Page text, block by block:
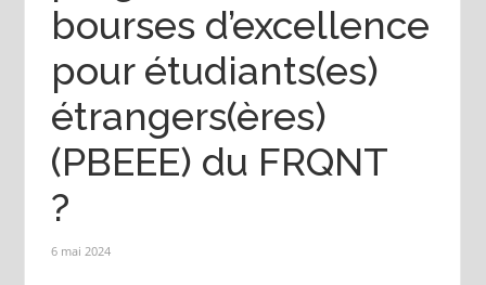
bourses d’excellence
pour étudiants(es)
étrangers(ères)
(PBEEE) du FRQNT
?
6 mai 2024